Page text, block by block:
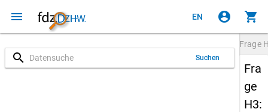
menu EN account_circle shopping_cart
search Suchen
Frage
Fra
ge
H3: